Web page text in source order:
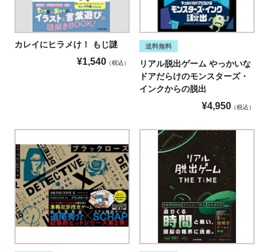
カレイにヒラメけ！ もじ謎
¥1,540 税込
送料無料
リアル脱出ゲーム やっかいな
ドアだらけのモンスターズ・
インクからの脱出
¥4,950 税込